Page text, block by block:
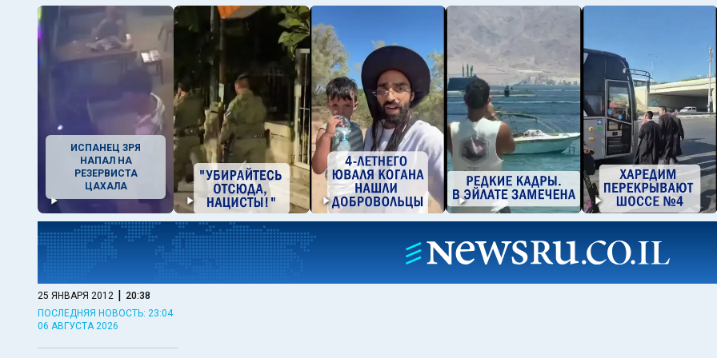
ИСПАНЕЦ ЗРЯ
НАПАЛ НА
РЕЗЕРВИСТА
ЦАХАЛА
25 ЯНВАРЯ 2012 | 20:38
ПОСЛЕДНЯЯ НОВОСТЬ: 23:04
06 АВГУСТА 2026